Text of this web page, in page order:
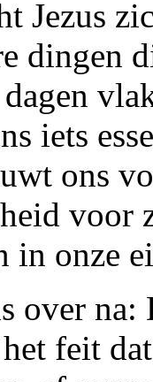
Jezus
dingen
iets
ons
voor
in onze
over
feit